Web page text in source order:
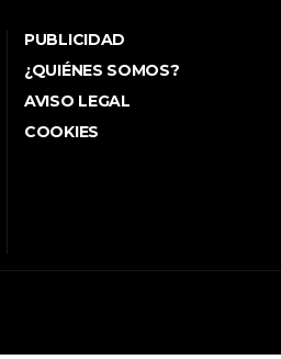
PUBLICIDAD
¿QUIÉNES SOMOS?
AVISO LEGAL
COOKIES